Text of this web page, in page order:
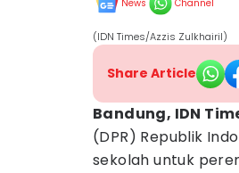
News Channel
(IDN Times/Azzis Zulkhairil)
Share Article
Bandung, IDN
(DPR) Republik
sekolah untuk